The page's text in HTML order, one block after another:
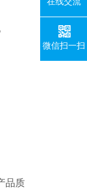
品质
微信扫一扫